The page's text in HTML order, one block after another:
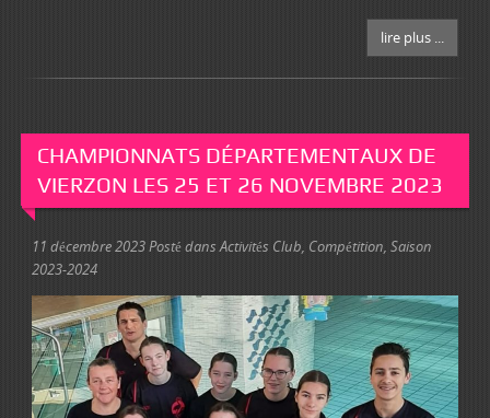
lire plus ...
CHAMPIONNATS DÉPARTEMENTAUX DE
VIERZON LES 25 ET 26 NOVEMBRE 2023
11 décembre 2023Posté dansActivités Club, Compétition, Saison
2023-2024